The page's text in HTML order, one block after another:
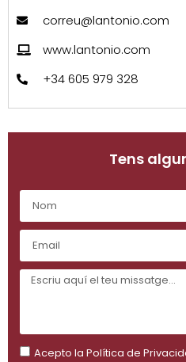
correu@lantonio.com
www.lantonio.com
+34 605 979 328
Tens
Acepto la Política de